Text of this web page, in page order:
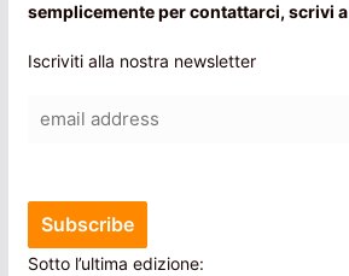
semplicemente per contattarci, scrivi a
Iscriviti alla nostra newsletter
Sotto l’ultima edizione: